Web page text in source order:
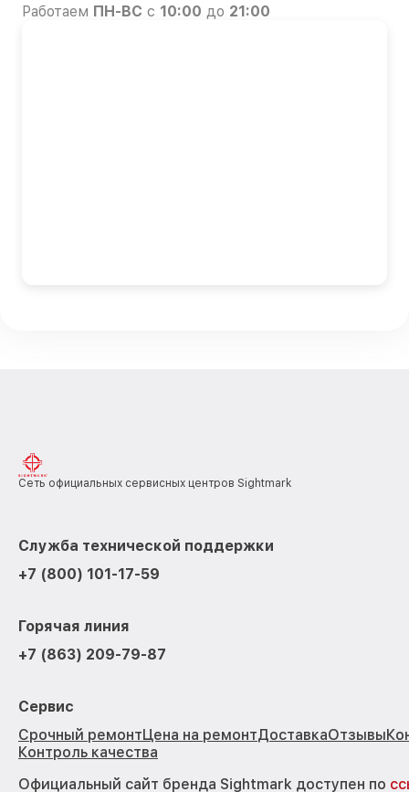
Работаем ПН-ВС с 10:00 до 21:00
Сеть официальных сервисных центров Sightmark
Служба технической поддержки
+7 (800) 101-17-59
Горячая линия
+7 (863) 209-79-87
Сервис
Срочный ремонтЦена на ремонтДоставкаОтзывы
Контроль качества
Официальный сайт бренда Sightmark доступен по